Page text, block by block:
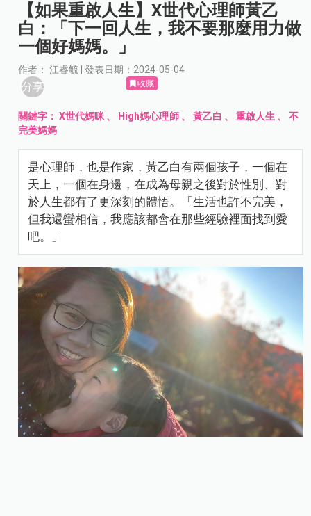
【如果重啟人生】X世代心理師黃乙
白：「下一回人生，我不要那麼用力做
一個好媽媽。」
作者： 江睿毓 | 發表日期：2024-05-04
分享 收藏
關鍵字：X世代媽咪 、 High媽心理師、 黃乙白 、 重啟人生 、 不
完美媽媽
是心理師，也是作家，黃乙白有兩個孩子，一個在
天上，一個在身邊，在成為母親之後對於性別、對
於人生都有了更深刻的體悟。「生活也許不完美，
但我還蠻相信，我應該都會在那些經驗裡面找到愛
吧。」